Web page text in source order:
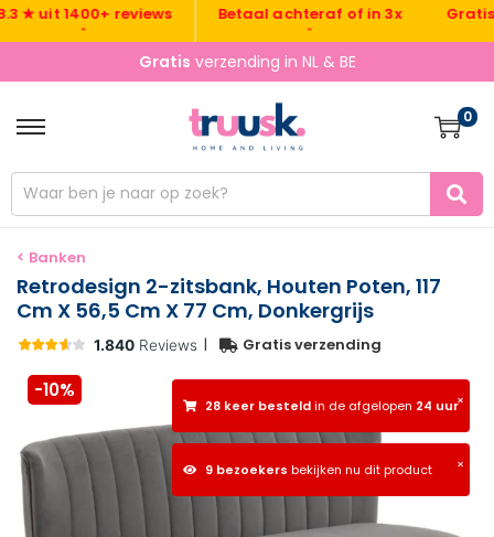
1400+ reviews Betaal achteraf of in 3x Gratis
Gratis verzending in NL & BE
0
< Banken
Retrodesign 2-zitsbank, Houten Poten, 117
Cm X 56,5 Cm X 77 Cm, Donkergrijs
| Gratis verzending
×
28 keer besteldin de afgelopen 24 uur
×
9 bezoekers bekijken nu dit product
-10%